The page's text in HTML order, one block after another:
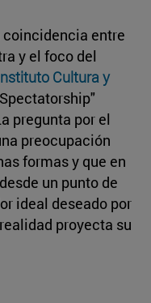
entre
y el foco del
Cultura y
pregunta por el
preocupación
formas y que en
un punto de
ideal deseado por
proyecta su